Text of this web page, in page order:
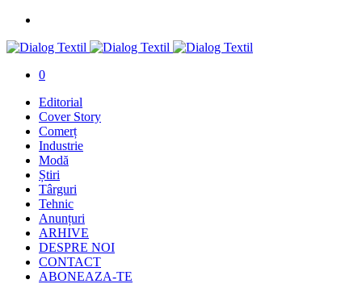
0
Editorial
Cover Story
Comerț
Industrie
Modă
Știri
Târguri
Tehnic
Anunțuri
ARHIVE
DESPRE NOI
CONTACT
ABONEAZA-TE